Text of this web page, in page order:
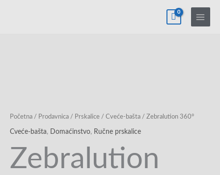
Početna / Prodavnica / Prskalice / Cveće-bašta / Zebralution 360°
Cveće-bašta, Domaćinstvo, Ručne prskalice
Zebralution